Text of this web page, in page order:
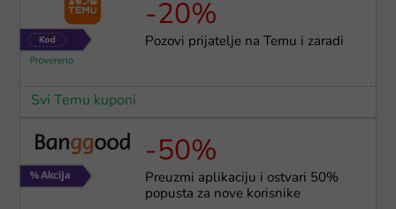
-20%
Pozovi prijatelje na Temu i zaradi
Svi Temu kuponi
-50%
Preuzmi aplikaciju i ostvari 50%
popusta za nove korisnike